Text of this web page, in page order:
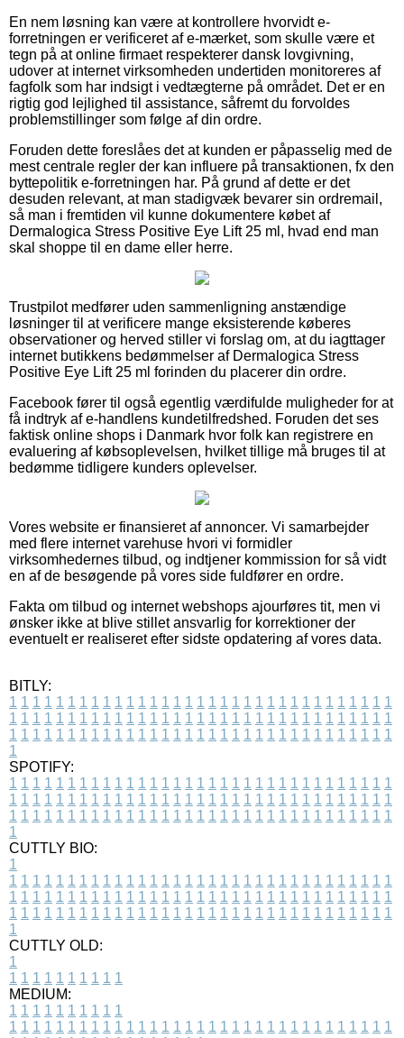
En nem løsning kan være at kontrollere hvorvidt e-
forretningen er verificeret af e-mærket, som skulle være et
tegn på at online firmaet respekterer dansk lovgivning,
udover at internet virksomheden undertiden monitoreres af
fagfolk som har indsigt i vedtægterne på området. Det er en
rigtig god lejlighed til assistance, såfremt du forvoldes
problemstillinger som følge af din ordre.
Foruden dette foreslåes det at kunden er påpasselig med de
mest centrale regler der kan influere på transaktionen, fx den
byttepolitik e-forretningen har. På grund af dette er det
desuden relevant, at man stadigvæk bevarer sin ordremail,
så man i fremtiden vil kunne dokumentere købet af
Dermalogica Stress Positive Eye Lift 25 ml, hvad end man
skal shoppe til en dame eller herre.
Trustpilot medfører uden sammenligning anstændige
løsninger til at verificere mange eksisterende køberes
observationer og herved stiller vi forslag om, at du iagttager
internet butikkens bedømmelser af Dermalogica Stress
Positive Eye Lift 25 ml forinden du placerer din ordre.
Facebook fører til også egentlig værdifulde muligheder for at
få indtryk af e-handlens kundetilfredshed. Foruden det ses
faktisk online shops i Danmark hvor folk kan registrere en
evaluering af købsoplevelsen, hvilket tillige må bruges til at
bedømme tidligere kunders oplevelser.
Vores website er finansieret af annoncer. Vi samarbejder
med flere internet varehuse hvori vi formidler
virksomhedernes tilbud, og indtjener kommission for så vidt
en af de besøgende på vores side fuldfører en ordre.
Fakta om tilbud og internet webshops ajourføres tit, men vi
ønsker ikke at blive stillet ansvarlig for korrektioner der
eventuelt er realiseret efter sidste opdatering af vores data.
BITLY:
1 1 1 1 1 1 1 1 1 1 1 1 1 1 1 1 1 1 1 1 1 1 1 1 1 1 1 1 1 1 1 1 1
1 1 1 1 1 1 1 1 1 1 1 1 1 1 1 1 1 1 1 1 1 1 1 1 1 1 1 1 1 1 1 1 1
1 1 1 1 1 1 1 1 1 1 1 1 1 1 1 1 1 1 1 1 1 1 1 1 1 1 1 1 1 1 1 1 1
1
SPOTIFY:
1 1 1 1 1 1 1 1 1 1 1 1 1 1 1 1 1 1 1 1 1 1 1 1 1 1 1 1 1 1 1 1 1
1 1 1 1 1 1 1 1 1 1 1 1 1 1 1 1 1 1 1 1 1 1 1 1 1 1 1 1 1 1 1 1 1
1 1 1 1 1 1 1 1 1 1 1 1 1 1 1 1 1 1 1 1 1 1 1 1 1 1 1 1 1 1 1 1 1
1
CUTTLY BIO:
1
1 1 1 1 1 1 1 1 1 1 1 1 1 1 1 1 1 1 1 1 1 1 1 1 1 1 1 1 1 1 1 1 1
1 1 1 1 1 1 1 1 1 1 1 1 1 1 1 1 1 1 1 1 1 1 1 1 1 1 1 1 1 1 1 1 1
1 1 1 1 1 1 1 1 1 1 1 1 1 1 1 1 1 1 1 1 1 1 1 1 1 1 1 1 1 1 1 1 1
1
CUTTLY OLD:
1
1 1 1 1 1 1 1 1 1 1
MEDIUM:
1 1 1 1 1 1 1 1 1 1
1 1 1 1 1 1 1 1 1 1 1 1 1 1 1 1 1 1 1 1 1 1 1 1 1 1 1 1 1 1 1 1 1